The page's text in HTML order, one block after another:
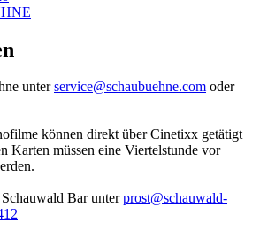
unterservice@schaubuehne.com oder
können direkt über Cinetixx getätigt
Karten müssen eine Viertelstunde vor
Bar unterprost@schauwald-